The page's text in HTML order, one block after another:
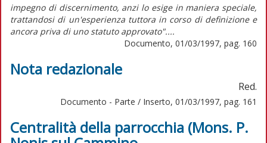
impegno di discernimento, anzi lo esige in maniera speciale,
trattandosi di un'esperienza tuttora in corso di definizione e
ancora priva di uno statuto approvato"....
Documento, 01/03/1997, pag. 160
Nota redazionale
Red.
Documento - Parte / Inserto, 01/03/1997, pag. 161
Centralità della parrocchia (Mons. P.